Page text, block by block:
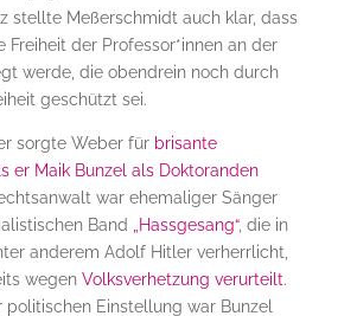
stellte Meßerschmidt auch klar, dass
Freiheit der Professor*innen an der
werde, die obendrein noch durch
geschützt sei.
sorgte Weber für brisante
er Maik Bunzel als Doktoranden
war ehemaliger Sänger
Band
„Hassgesang“, die in
anderem Adolf Hitler verherrlicht,
wegen Volksverhetzung verurteilt.
politischen Einstellung war Bunzel